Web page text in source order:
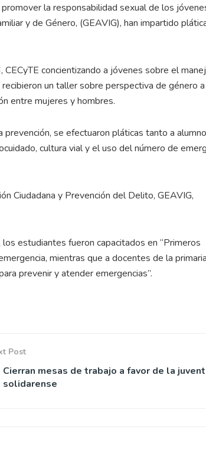
la responsabilidad sexual de los
y de Género, (GEAVIG), han impartido
concientizando a jóvenes sobre el
un taller sobre perspectiva de género
entre mujeres y hombres.
se efectuaron pláticas tanto a
cultura vial y el uso del número de
Ciudadana y Prevención del Delito, GEAVIG,
estudiantes fueron capacitados en “Primeros
mientras que a docentes de la
prevenir y atender emergencias”.
Post
Cierran mesas de trabajo a favor de la
solidarense